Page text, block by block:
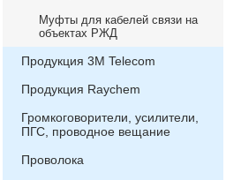
Муфты для кабелей связи на
объектах РЖД
Продукция 3М Telecom
Продукция Raychem
Громкоговорители, усилители,
ПГС, проводное вещание
Проволока